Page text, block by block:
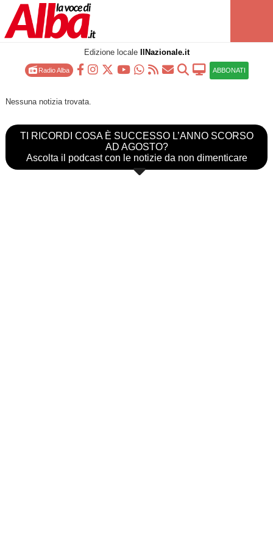
Edizione locale IlNazionale.it
Radio Alba ABBONATI
Nessuna notizia trovata.
TI RICORDI COSA È SUCCESSO L’ANNO SCORSO
AD AGOSTO?
Ascolta il podcast con le notizie da non dimenticare